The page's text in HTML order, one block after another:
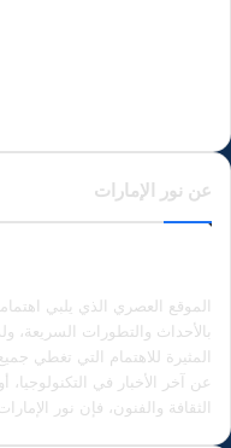
عن نور الإمارات
الموقع العصري الذي يلبي
بالأحداث والتطورات السريعة،
المثيرة للاهتمام التي تغطي
عن آخر الأخبار في
الثقافة والفنون، فإن نور